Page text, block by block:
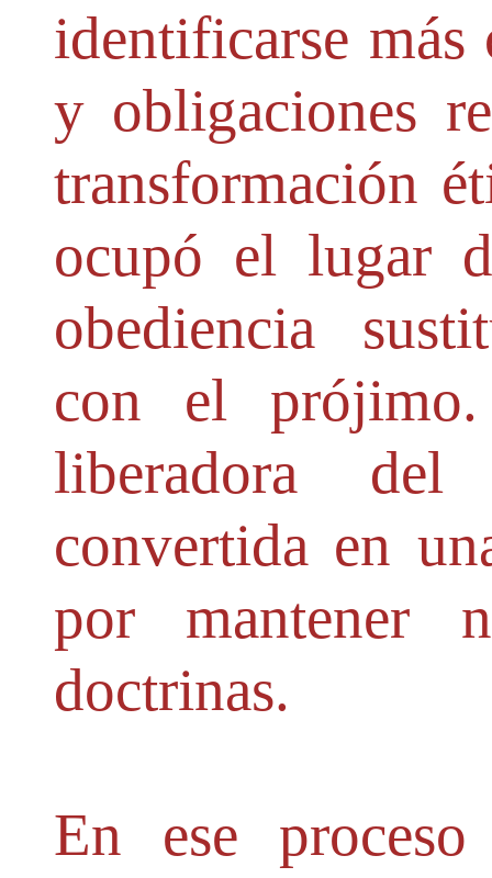
identificarse más
y obligaciones
transformación
ocupó el lugar
obediencia
con el
liberadora del
convertida en
por mantener
doctrinas.
En ese